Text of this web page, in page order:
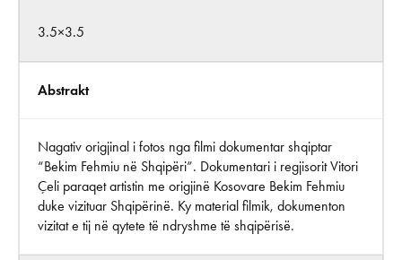
3.5×3.5
Abstrakt
Nagativ origjinal i fotos nga filmi dokumentar shqiptar
“Bekim Fehmiu në Shqipëri”. Dokumentari i regjisorit Vitori
Çeli paraqet artistin me origjinë Kosovare Bekim Fehmiu
duke vizituar Shqipërinë. Ky material filmik, dokumenton
vizitat e tij në qytete të ndryshme të shqipërisë.